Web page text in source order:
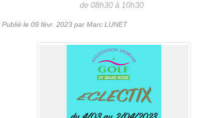
de 08h30 à 10h30
Publié le 09 févr. 2023 par Marc LUNET